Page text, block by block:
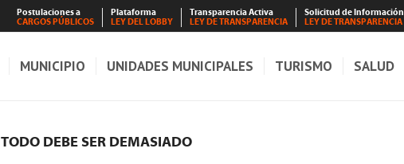
Postulaciones a
CARGOS PÚBLICOS
Plataforma
LEY DEL LOBBY
Transparencia Activa
LEY DE TRANSPARENCIA
Solicitud de Información
LEY DE TRANSPARENCIA
MUNICIPIO UNIDADES MUNICIPALES TURISMO SALUD
TODO DEBE SER DEMASIADO